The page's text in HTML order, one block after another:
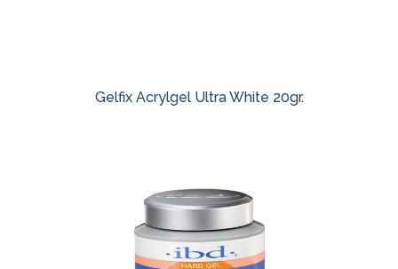
Gelfix Acrylgel Ultra White 20gr.